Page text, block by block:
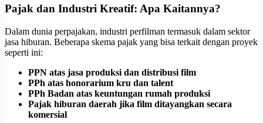
Pajak dan Industri Kreatif: Apa Kaitannya?
Dalam dunia perpajakan, industri perfilman termasuk dalam sektor
jasa hiburan. Beberapa skema pajak yang bisa terkait dengan proyek
seperti ini:
PPN atas jasa produksi dan distribusi film
PPh atas honorarium kru dan talent
PPh Badan atas keuntungan rumah produksi
Pajak hiburan daerah jika film ditayangkan secara
komersial